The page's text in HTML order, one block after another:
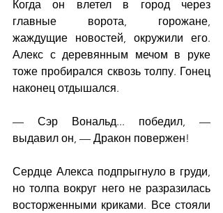
Когда он влетел в город через
главные ворота, горожане,
жаждущие новостей, окружили его.
Алекс с деревянным мечом в руке
тоже пробирался сквозь толпу. Гонец
наконец отдышался.
— Сэр Вональд... победил, —
выдавил он, — Дракон повержен!
Сердце Алекса подпрыгнуло в груди,
но толпа вокруг него не разразилась
восторженными криками. Все стояли